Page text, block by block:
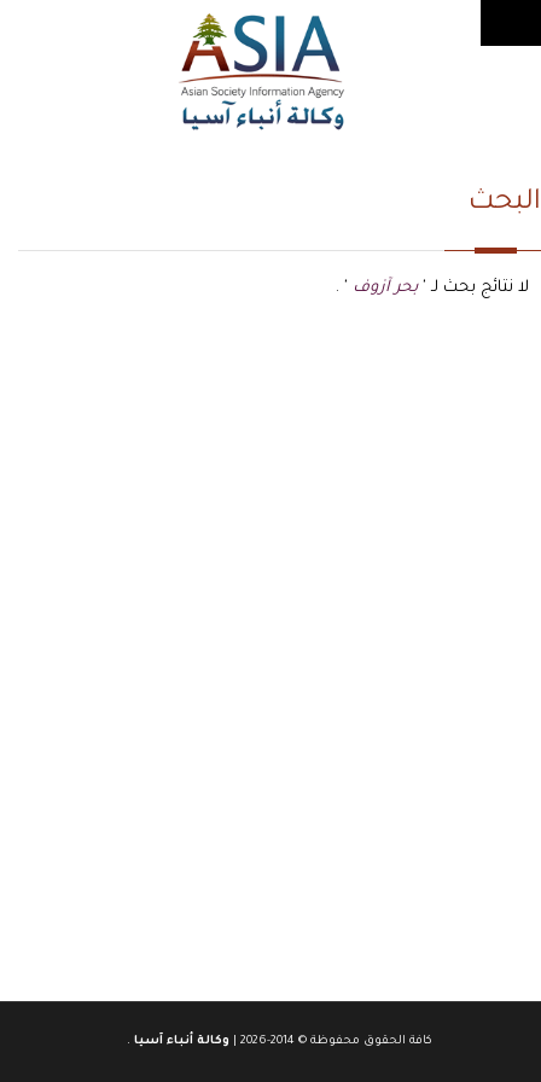
البحث
لا نتائج بحث لـ 'بحر آزوف ' .
كافة الحقوق محفوظة © 2014-2026 | وكالة أنباء آسيا .